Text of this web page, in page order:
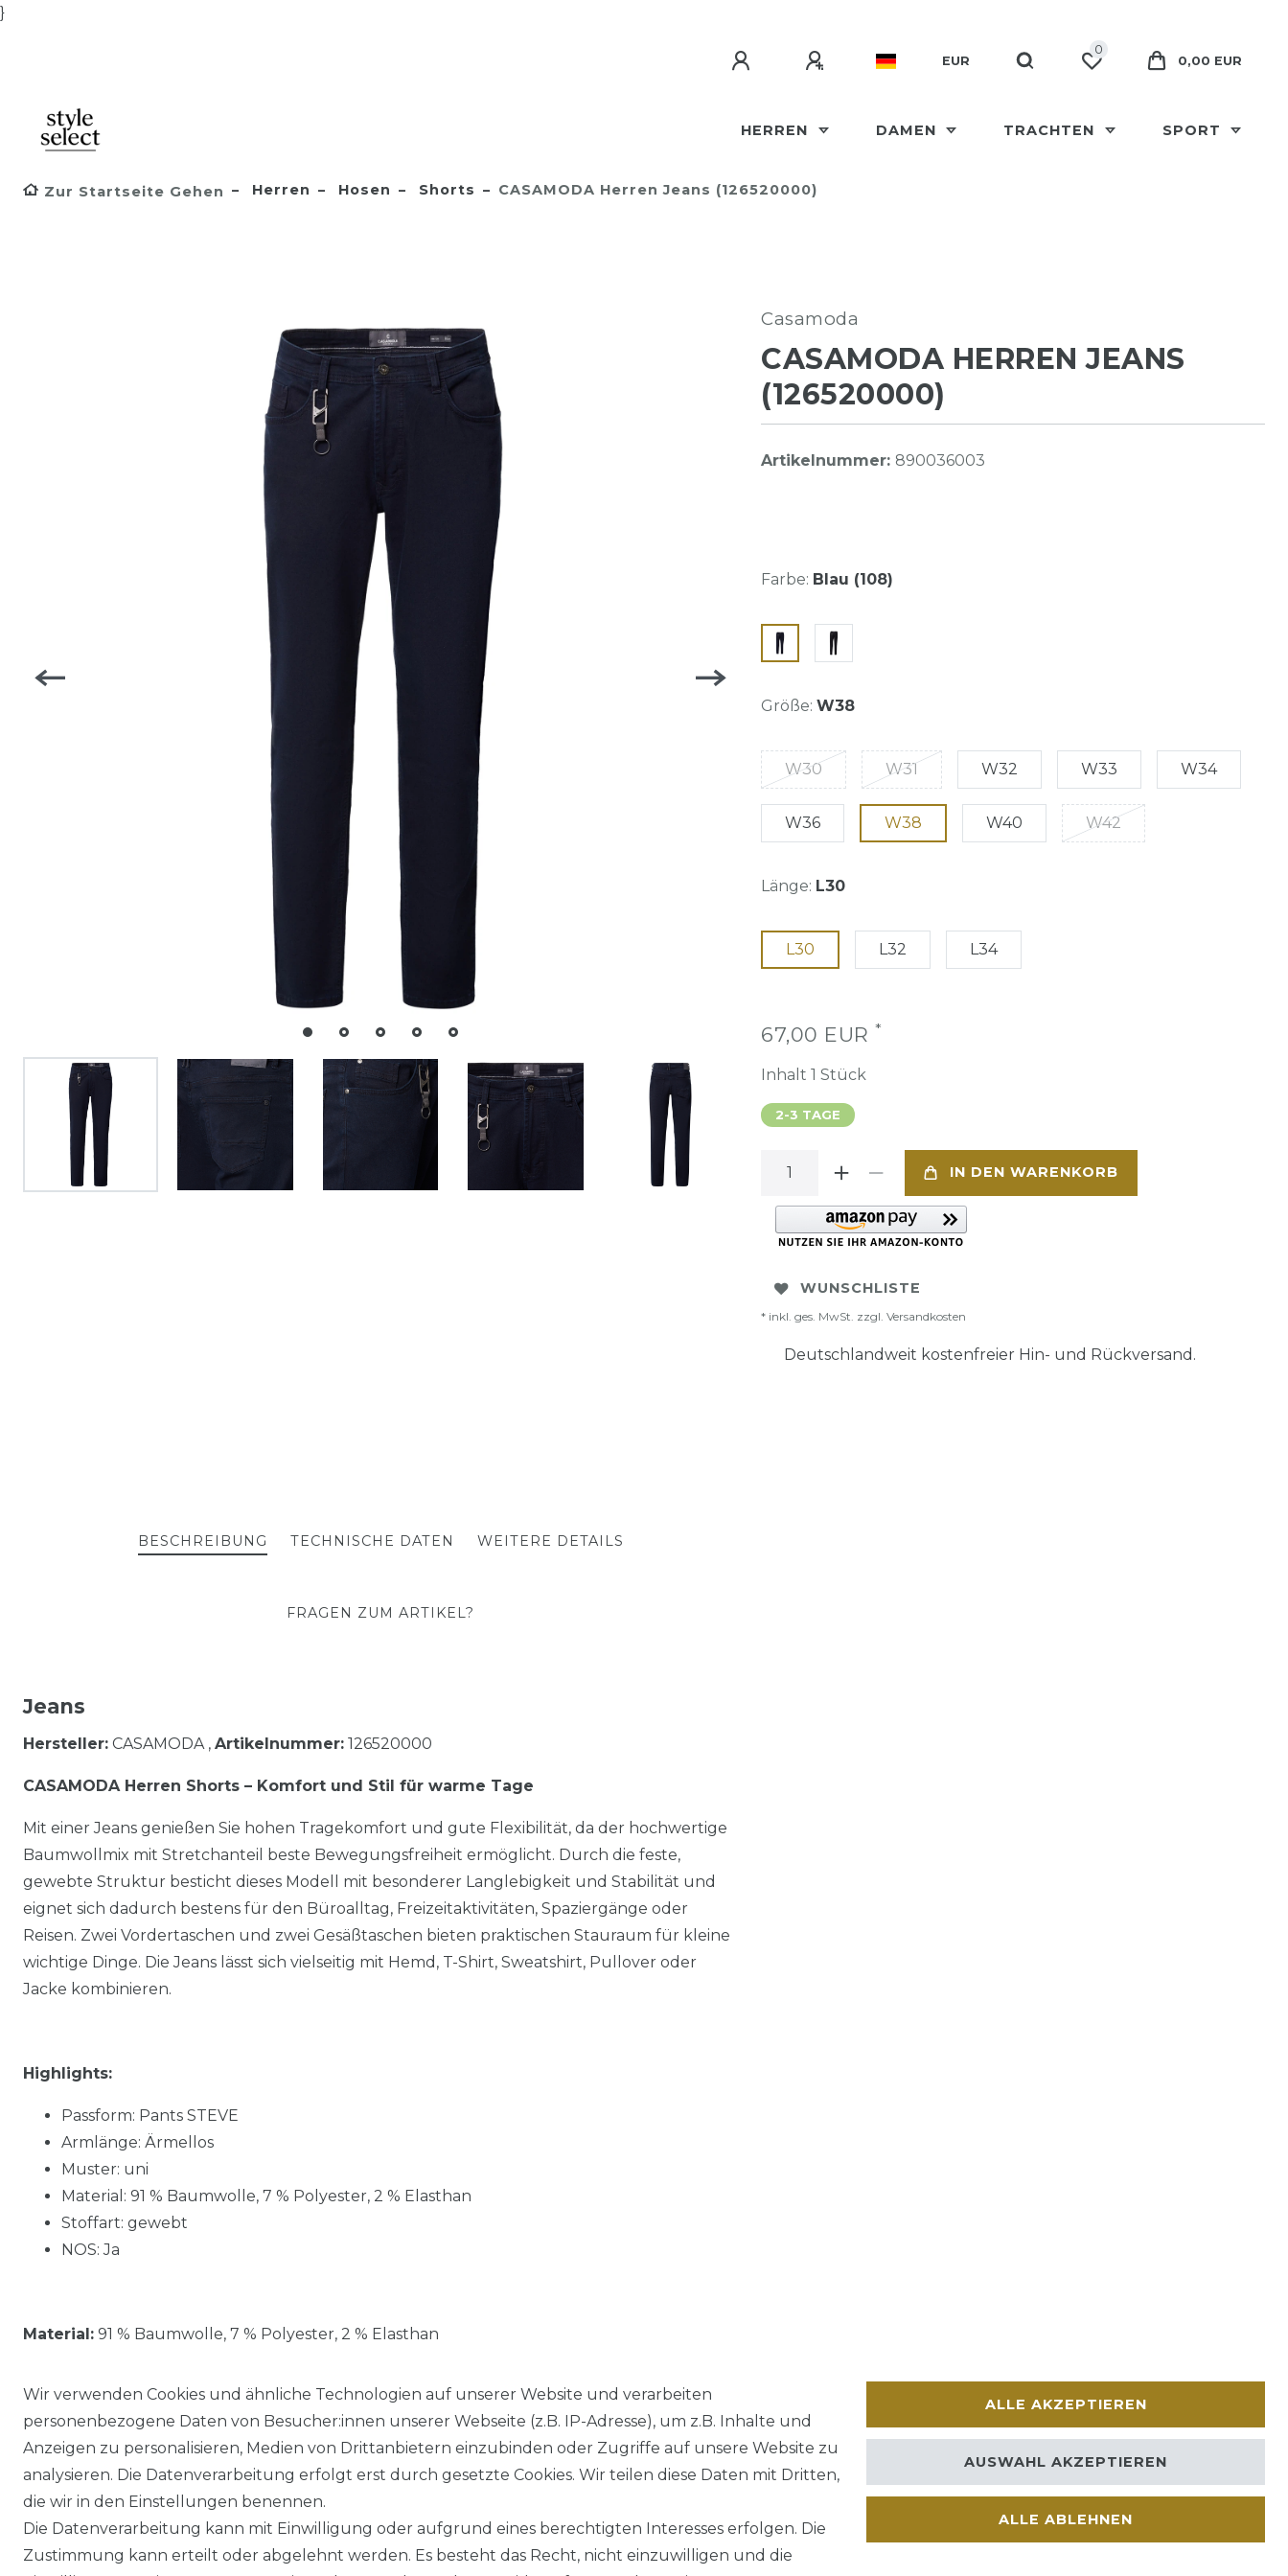
}
EUR
0
0,00 EUR
HERREN DAMEN TRACHTEN SPORT
Zur Startseite Gehen Herren Hosen Shorts CASAMODA Herren Jeans (126520000)
Casamoda
CASAMODA HERREN JEANS
(126520000)
Artikelnummer: 890036003
Farbe: Blau (108)
Größe: W38
W30 W31 W32 W33 W34
W36 W38 W40 W42
Länge: L30
L30 L32 L34
67,00 EUR *
Inhalt 1 Stück
2-3 TAGE
IN DEN WARENKORB
WUNSCHLISTE
* inkl. ges. MwSt. zzgl. Versandkosten
Deutschlandweit kostenfreier Hin- und Rückversand.
BESCHREIBUNG TECHNISCHE DATEN WEITERE DETAILS
FRAGEN ZUM ARTIKEL?
Jeans
Hersteller: CASAMODA , Artikelnummer: 126520000
CASAMODA Herren Shorts – Komfort und Stil für warme Tage
Mit einer Jeans genießen Sie hohen Tragekomfort und gute Flexibilität, da der hochwertige
Baumwollmix mit Stretchanteil beste Bewegungsfreiheit ermöglicht. Durch die feste,
gewebte Struktur besticht dieses Modell mit besonderer Langlebigkeit und Stabilität und
eignet sich dadurch bestens für den Büroalltag, Freizeitaktivitäten, Spaziergänge oder
Reisen. Zwei Vordertaschen und zwei Gesäßtaschen bieten praktischen Stauraum für kleine
wichtige Dinge. Die Jeans lässt sich vielseitig mit Hemd, T-Shirt, Sweatshirt, Pullover oder
Jacke kombinieren.
Highlights:
Passform: Pants STEVE
Armlänge: Ärmellos
Muster: uni
Material: 91 % Baumwolle, 7 % Polyester, 2 % Elasthan
Stoffart: gewebt
NOS: Ja
Material: 91 % Baumwolle, 7 % Polyester, 2 % Elasthan
Impressum Daten­schutz­erklärung AGB Barrierefreiheitserklärung Widerrufs­recht
Wir verwenden Cookies und ähnliche Technologien auf unserer Website und verarbeiten
personenbezogene Daten von Besucher:innen unserer Webseite (z.B. IP-Adresse), um z.B. Inhalte und
Anzeigen zu personalisieren, Medien von Drittanbietern einzubinden oder Zugriffe auf unsere Website zu
analysieren. Die Datenverarbeitung erfolgt erst durch gesetzte Cookies. Wir teilen diese Daten mit Dritten,
die wir in den Einstellungen benennen.
Die Datenverarbeitung kann mit Einwilligung oder aufgrund eines berechtigten Interesses erfolgen. Die
Zustimmung kann erteilt oder abgelehnt werden. Es besteht das Recht, nicht einzuwilligen und die
ALLE AKZEPTIEREN
ALLE ABLEHNEN
AUSWAHL AKZEPTIEREN